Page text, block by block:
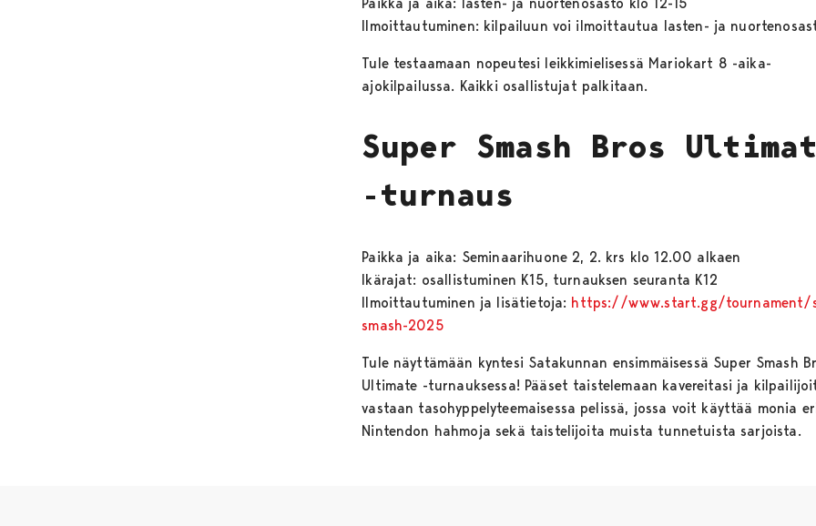
Ilmoittautuminen: kilpailuun voi ilmoittautua lasten- ja
Tule testaamaan nopeutesi leikkimielisessä Mariokart 8 -aika-
ajokilpailussa. Kaikki osallistujat palkitaan.
Super Smash Bros
-turnaus
Paikka ja aika: Seminaarihuone 2, 2. krs klo 12.00 alkaen
Ikärajat: osallistuminen K15, turnauksen seuranta K12
Ilmoittautuminen ja lisätietoja: https://www.start.gg/tournament/
smash-2025
Tule näyttämään kyntesi Satakunnan ensimmäisessä Super Smash
Ultimate -turnauksessa! Pääset taistelemaan kavereitasi ja
vastaan tasohyppelyteemaisessa pelissä, jossa voit käyttää monia
Nintendon hahmoja sekä taistelijoita muista tunnetuista sarjoista.